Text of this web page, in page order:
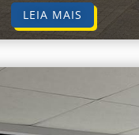
LEIA MAIS